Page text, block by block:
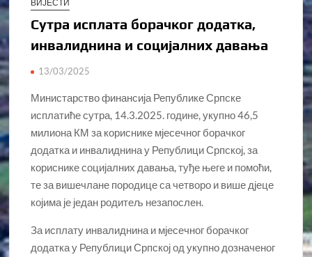
ВИЈЕСТИ
Сутра исплата борачког додатка,
инвалиднина и социјалних давања
13/03/2025
Министарство финансија Републике Српске
исплатиће сутра, 14.3.2025. године, укупно 46,5
милиона КМ за кориснике мјесечног борачког
додатка и инвалиднина у Републици Српској, за
кориснике социјалних давања, туђе његе и помоћи,
те за вишечлане породице са четворо и више дјеце
којима је један родитељ незапослен.
За исплату инвалиднина и мјесечног борачког
додатка у Републици Српској од укупно дозначеног